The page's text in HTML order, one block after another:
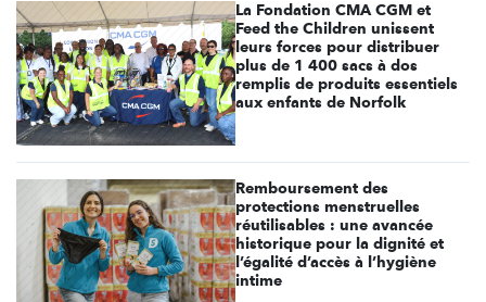
La Fondation CMA CGM et
Feed the Children unissent
leurs forces pour distribuer
plus de 1 400 sacs à dos
remplis de produits essentiels
aux enfants de Norfolk
Remboursement des
protections menstruelles
réutilisables : une avancée
historique pour la dignité et
l’égalité d’accès à l’hygiène
intime